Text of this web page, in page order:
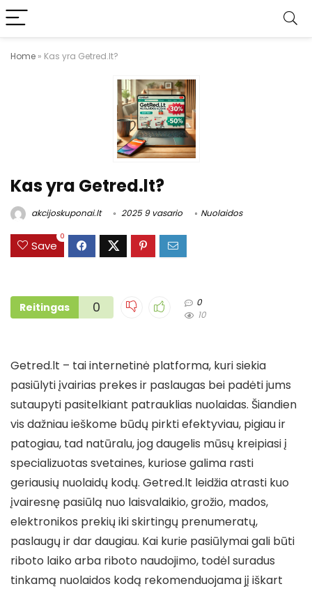
Home » Kas yra Getred.lt?
Kas yra Getred.lt?
akcijoskuponai.lt 2025 9 vasario Nuolaidos
Save
0
Reitingas 0
0
10
Getred.lt – tai internetinė platforma, kuri siekia
pasiūlyti įvairias prekes ir paslaugas bei padėti jums
sutaupyti pasitelkiant patrauklias nuolaidas. Šiandien
vis dažniau ieškome būdų pirkti efektyviau, pigiau ir
patogiau, tad natūralu, jog daugelis mūsų kreipiasi į
specializuotas svetaines, kuriose galima rasti
geriausių nuolaidų kodų. Getred.lt leidžia atrasti kuo
įvairesnę pasiūlą nuo laisvalaikio, grožio, mados,
elektronikos prekių iki skirtingų prenumeratų,
paslaugų ir dar daugiau. Kai kurie pasiūlymai gali būti
riboto laiko arba riboto naudojimo, todėl suradus
tinkamą nuolaidos kodą rekomenduojama jį iškart